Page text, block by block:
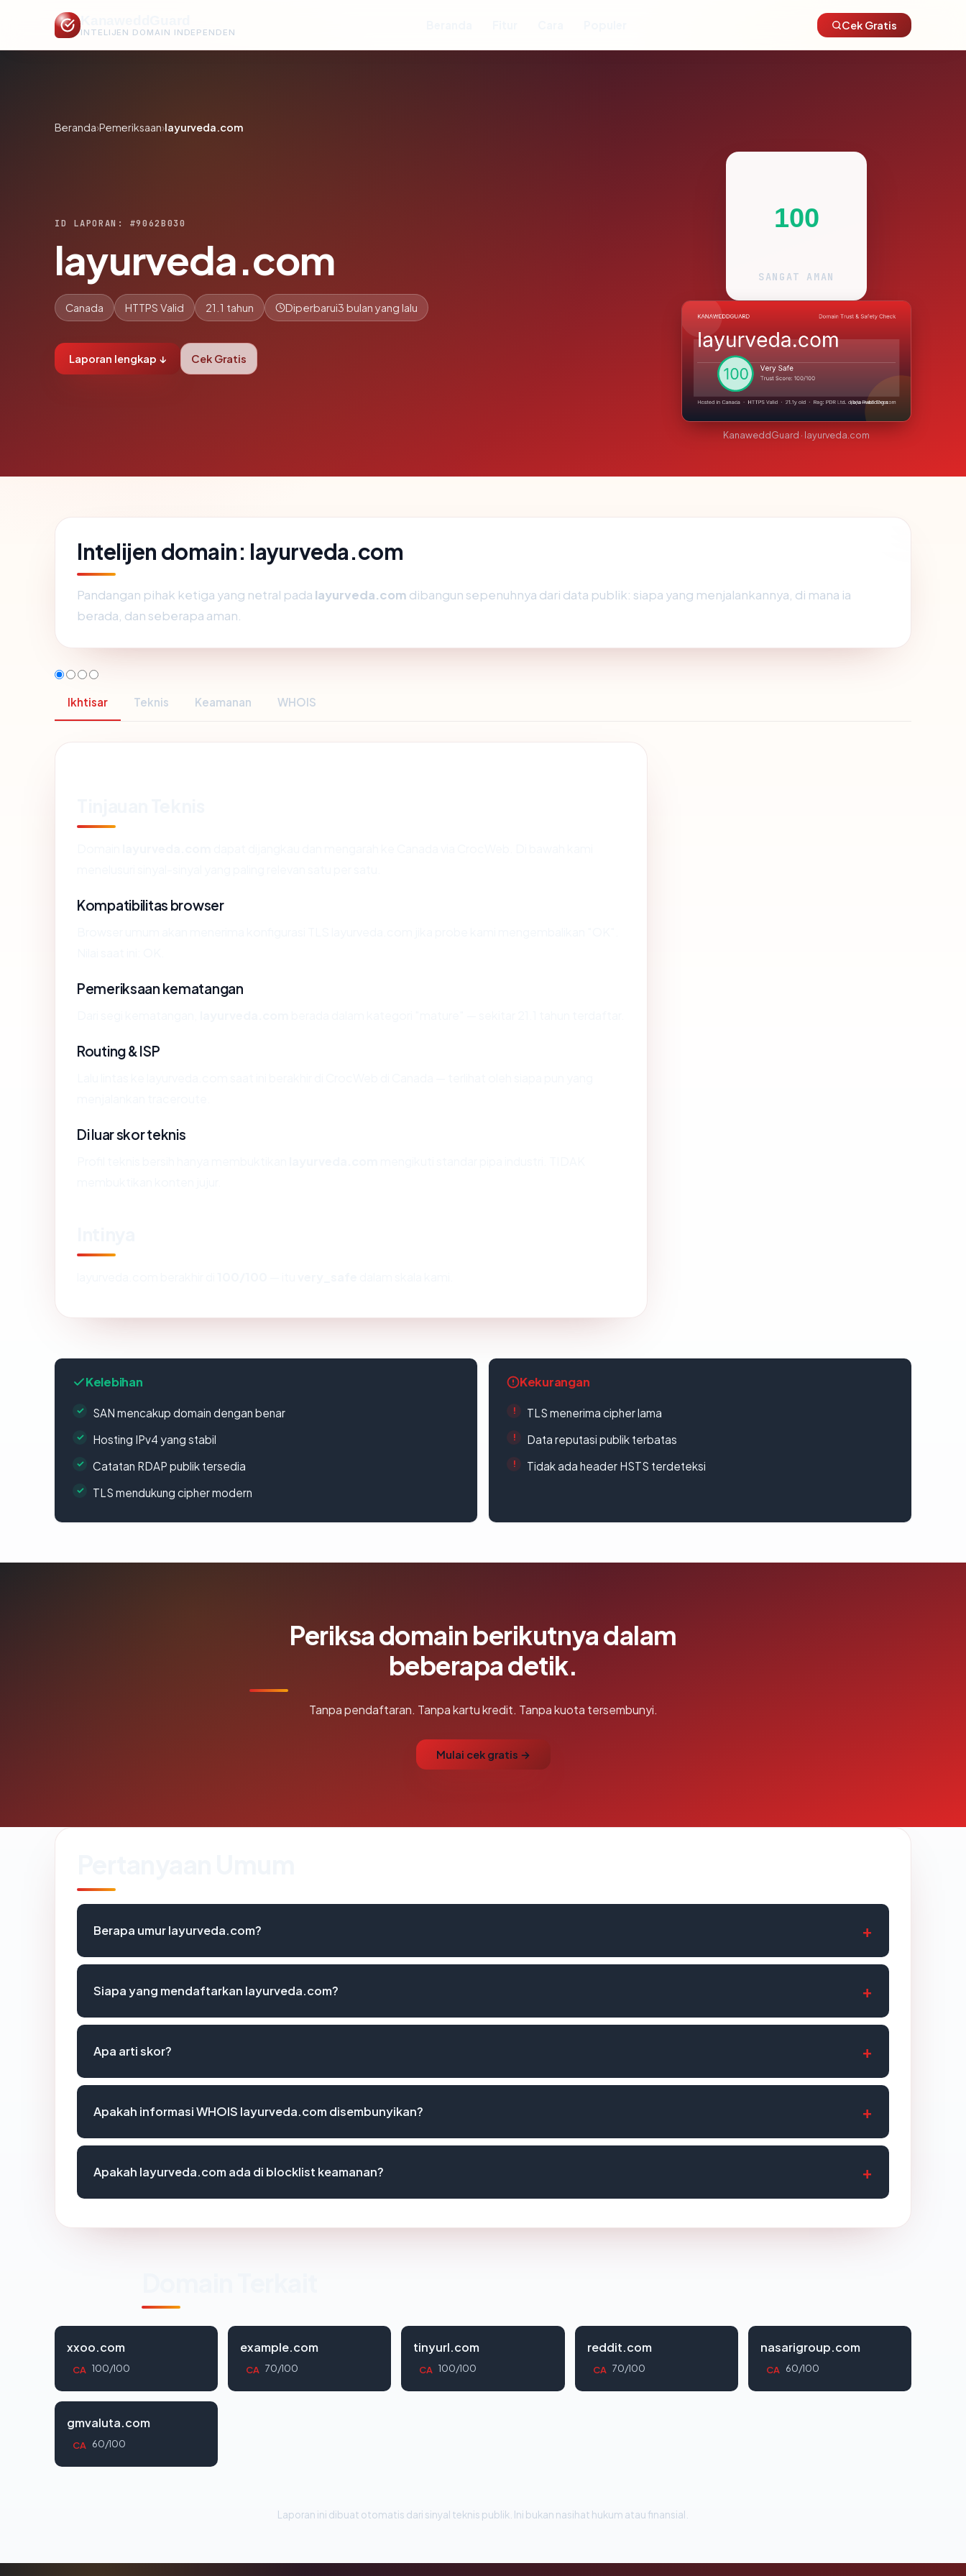
INTELIJEN DOMAIN INDEPENDEN
Cek Gratis
Beranda›Pemeriksaan›layurveda.com
ID LAPORAN: #9062B030
layurveda.com
Canada HTTPS Valid 21.1 tahun Diperbarui3 bulan yang lalu
Laporan lengkap ↓ Cek Gratis
100
SANGAT AMAN
KanaweddGuard · layurveda.com
Intelijen domain: layurveda.com
Pandangan pihak ketiga yang netral pada layurveda.com dibangun sepenuhnya dari data publik: siapa yang menjalankannya, di mana ia
berada, dan seberapa aman.
Ikhtisar Teknis Keamanan WHOIS
Kompatibilitas browser
Pemeriksaan kematangan
Routing & ISP
Di luar skor teknis
Kelebihan
SAN mencakup domain dengan benar
Hosting IPv4 yang stabil
Catatan RDAP publik tersedia
TLS mendukung cipher modern
Kekurangan
TLS menerima cipher lama
Data reputasi publik terbatas
Tidak ada header HSTS terdeteksi
Periksa domain berikutnya dalam
beberapa detik.
Tanpa pendaftaran. Tanpa kartu kredit. Tanpa kuota tersembunyi.
Mulai cek gratis →
Berapa umur layurveda.com?
Siapa yang mendaftarkan layurveda.com?
Apa arti skor?
Apakah informasi WHOIS layurveda.com disembunyikan?
Apakah layurveda.com ada di blocklist keamanan?
xxoo.com
CA 100/100
example.com
CA 70/100
tinyurl.com
CA 100/100
reddit.com
CA 70/100
nasarigroup.com
CA 60/100
gmvaluta.com
CA 60/100
Laporan ini dibuat otomatis dari sinyal teknis publik. Ini bukan nasihat hukum atau finansial.